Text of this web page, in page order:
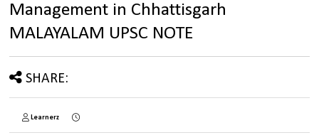
Management in Chhattisgarh
MALAYALAM UPSC NOTE
SHARE:
Learnerz